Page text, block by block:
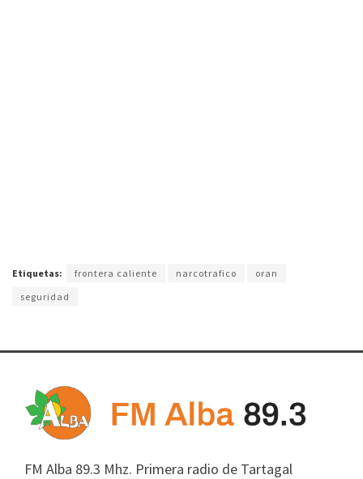
Etiquetas: frontera caliente narcotrafico
oran
seguridad
FM Alba 89.3 Mhz. Primera radio de Tartagal